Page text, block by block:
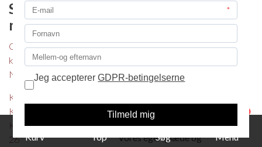
Seneste
nyheder
Oversigt alle
kampagner - Netop
Nu
KG Camping
Kundeklub
Konkurrence august
26
du får en god oplevelse, når
os helhjertet på, at du altid
får en uhøjtidelig,
betjening og service.
Vores egen glæde og
Kurv Top Søg Menu